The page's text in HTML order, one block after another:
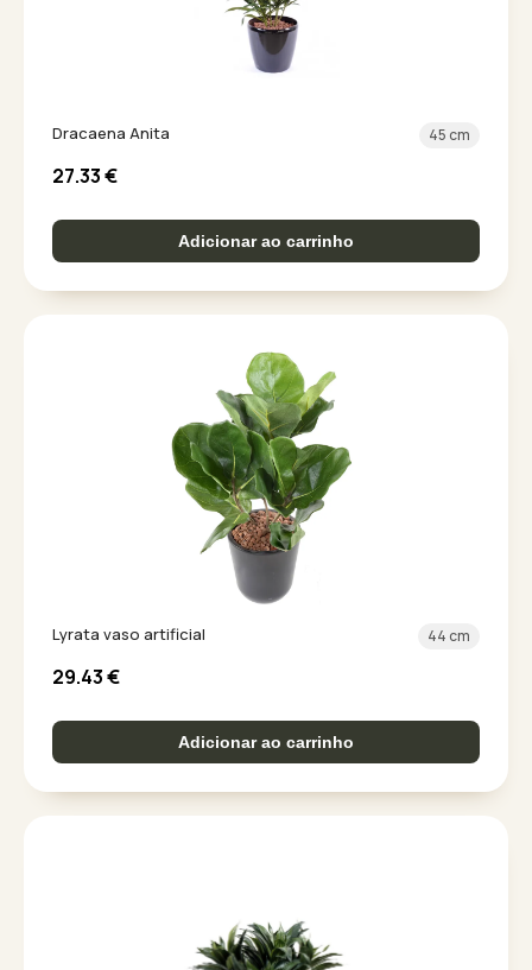
Dracaena Anita 45 cm
27.33€
Adicionar ao carrinho
Lyrata vaso artificial 44 cm
29.43€
Adicionar ao carrinho